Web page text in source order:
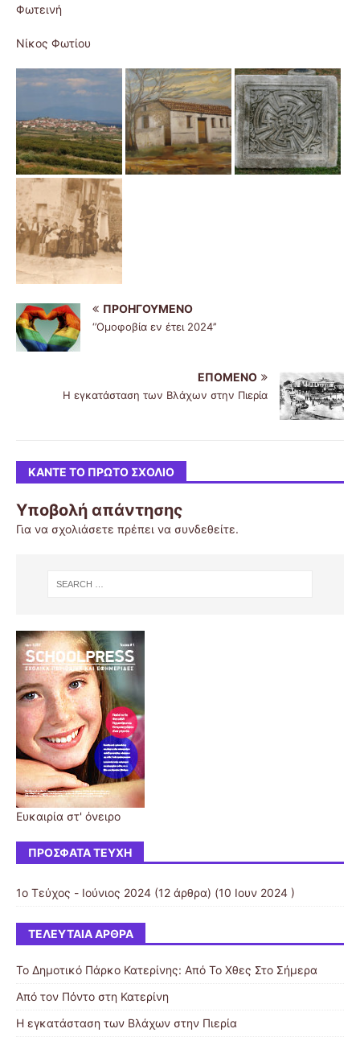
Φωτεινή
Νίκος Φωτίου
ΠΡΟΗΓΟΎΜΕΝΟ
‘’Ομοφοβία εν έτει 2024’’
ΕΠΌΜΕΝΟ
Η εγκατάσταση των Βλάχων στην Πιερία
ΚΆΝΤΕ ΤΟ ΠΡΏΤΟ ΣΧΌΛΙΟ
Υποβολή απάντησης
Για να σχολιάσετε πρέπει να συνδεθείτε.
Ευκαιρία στ' όνειρο
ΠΡΌΣΦΑΤΑ ΤΕΎΧΗ
1ο Τεύχος - Ιούνιος 2024 (12 άρθρα) (10 Ιουν 2024 )
ΤΕΛΕΥΤΑΊΑ ΆΡΘΡΑ
Το Δημοτικό Πάρκο Κατερίνης: Από Το Χθες Στο Σήμερα
Από τον Πόντο στη Κατερίνη
Η εγκατάσταση των Βλάχων στην Πιερία